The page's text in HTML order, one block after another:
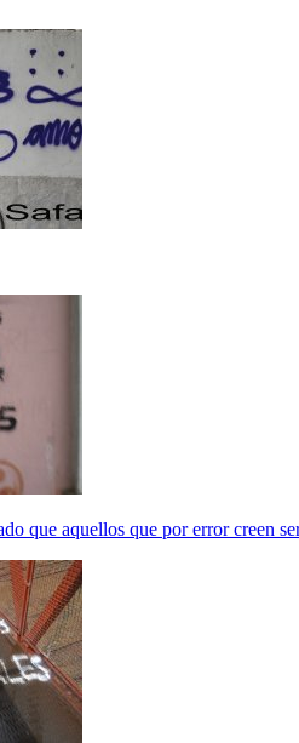
que aquellos que por error creen